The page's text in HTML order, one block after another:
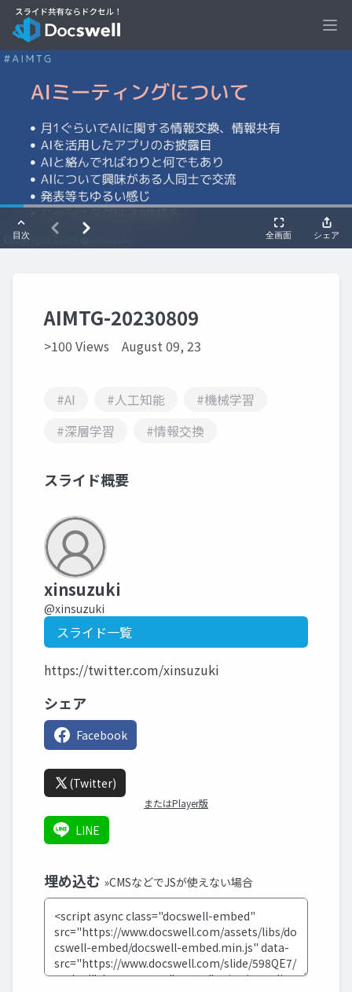
AIMTG-20230809
>100 Views August 09, 23
#AI #人工知能
#機械学習
#深層学習
#情報交換
スライド概要
xinsuzuki
@xinsuzuki
スライド一覧
https://twitter.com/xinsuzuki
シェア
Facebook
(Twitter)
またはPlayer版
LINE
埋め込む »CMSなどでJSが使えない場合